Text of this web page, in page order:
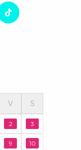
V S
2 3
9 10